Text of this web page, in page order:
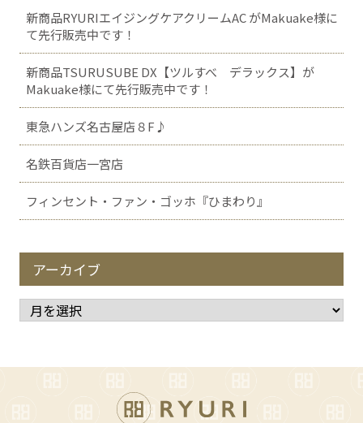
新商品RYURIエイジングケアクリームAC がMakuake様に
て先行販売中です！
新商品TSURUSUBE DX【ツルすべ デラックス】が
Makuake様にて先行販売中です！
東急ハンズ名古屋店８F♪
名鉄百貨店一宮店
フィンセント・ファン・ゴッホ『ひまわり』
アーカイブ